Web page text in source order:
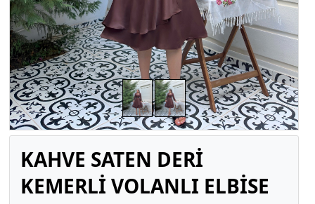
KAHVE SATEN DERİ
KEMERLİ VOLANLI ELBİSE